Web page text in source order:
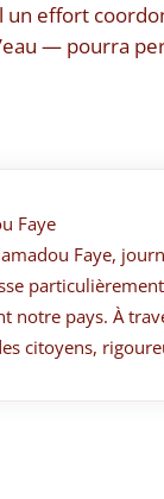
un effort
— pourra
Faye
Faye,
notre pays. À
citoyens,